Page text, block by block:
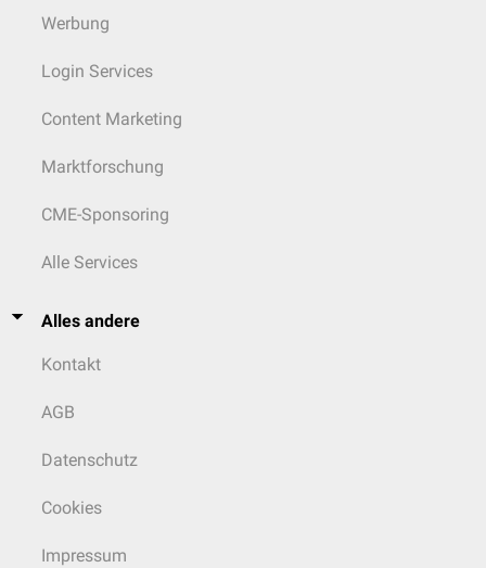
Werbung
Login Services
Content Marketing
Marktforschung
CME-Sponsoring
Alle Services
Alles andere
Kontakt
AGB
Datenschutz
Cookies
Impressum